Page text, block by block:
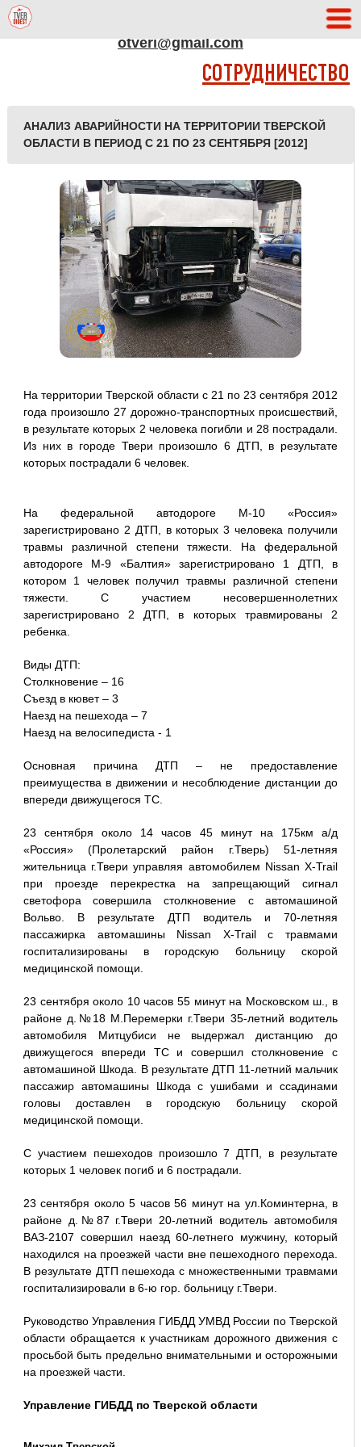
otveri@gmail.com
СОТРУДНИЧЕСТВО
АНАЛИЗ АВАРИЙНОСТИ НА ТЕРРИТОРИИ ТВЕРСКОЙ
ОБЛАСТИ В ПЕРИОД С 21 ПО 23 СЕНТЯБРЯ [2012]
На территории Тверской области с 21 по 23 сентября 2012
года произошло 27 дорожно-транспортных происшествий,
в результате которых 2 человека погибли и 28 пострадали.
Из них в городе Твери произошло 6 ДТП, в результате
которых пострадали 6 человек.
На федеральной автодороге М-10 «Россия»
зарегистрировано 2 ДТП, в которых 3 человека получили
травмы различной степени тяжести. На федеральной
автодороге М-9 «Балтия» зарегистрировано 1 ДТП, в
котором 1 человек получил травмы различной степени
тяжести. С участием несовершеннолетних
зарегистрировано 2 ДТП, в которых травмированы 2
ребенка.
Виды ДТП:
Столкновение – 16
Съезд в кювет – 3
Наезд на пешехода – 7
Наезд на велосипедиста - 1
Основная причина ДТП – не предоставление
преимущества в движении и несоблюдение дистанции до
впереди движущегося ТС.
23 сентября около 14 часов 45 минут на 175км а/д
«Россия» (Пролетарский район г.Тверь) 51-летняя
жительница г.Твери управляя автомобилем Nissan X-Trail
при проезде перекрестка на запрещающий сигнал
светофора совершила столкновение с автомашиной
Вольво. В результате ДТП водитель и 70-летняя
пассажирка автомашины Nissan X-Trail с травмами
госпитализированы в городскую больницу скорой
медицинской помощи.
23 сентября около 10 часов 55 минут на Московском ш., в
районе д.№18 М.Перемерки г.Твери 35-летний водитель
автомобиля Митцубиси не выдержал дистанцию до
движущегося впереди ТС и совершил столкновение с
автомашиной Шкода. В результате ДТП 11-летний мальчик
пассажир автомашины Шкода с ушибами и ссадинами
головы доставлен в городскую больницу скорой
медицинской помощи.
С участием пешеходов произошло 7 ДТП, в результате
которых 1 человек погиб и 6 пострадали.
23 сентября около 5 часов 56 минут на ул.Коминтерна, в
районе д.№87 г.Твери 20-летний водитель автомобиля
ВАЗ-2107 совершил наезд 60-летнего мужчину, который
находился на проезжей части вне пешеходного перехода.
В результате ДТП пешехода с множественными травмами
госпитализировали в 6-ю гор. больницу г.Твери.
Руководство Управления ГИБДД УМВД России по Тверской
области обращается к участникам дорожного движения с
просьбой быть предельно внимательными и осторожными
на проезжей части.
Управление ГИБДД по Тверской области